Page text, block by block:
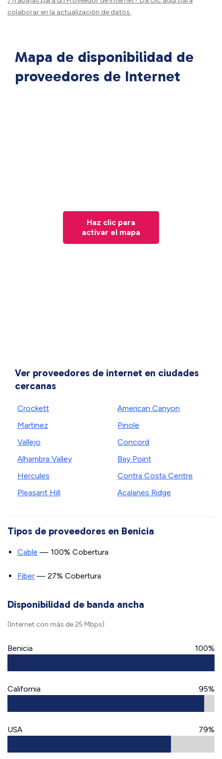
colaborar en la actualización de datos.
Mapa de disponibilidad de
proveedores de Internet
Haz clic para
activar el mapa
Ver proveedores de internet en ciudades
cercanas
Crockett
Martinez
Vallejo
Alhambra Valley
Hercules
Pleasant Hill
American Canyon
Pinole
Concord
Bay Point
Contra Costa Centre
Acalanes Ridge
Tipos de proveedores en Benicia
Cable — 100% Cobertura
Fiber — 27% Cobertura
Disponibilidad de banda ancha
(Internet con más de 25 Mbps)
Benicia 100%
California 95%
USA 79%